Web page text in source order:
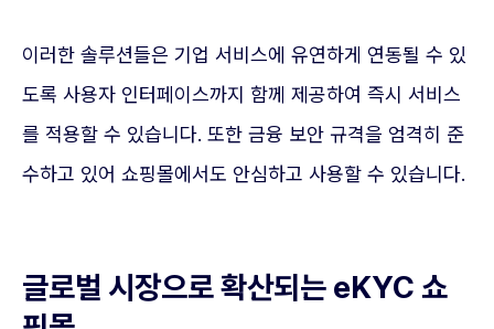
이러한 솔루션들은 기업 서비스에 유연하게 연동될 수 있
도록 사용자 인터페이스까지 함께 제공하여 즉시 서비스
를 적용할 수 있습니다. 또한 금융 보안 규격을 엄격히 준
수하고 있어 쇼핑몰에서도 안심하고 사용할 수 있습니다.
글로벌 시장으로 확산되는 eKYC 쇼